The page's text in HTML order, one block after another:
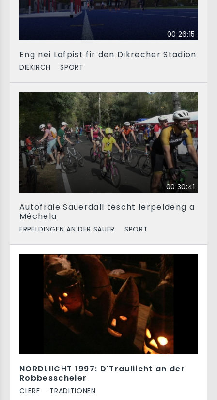
00:26:15
Eng nei Lafpist fir den Dikrecher Stadion
DIEKIRCH SPORT
00:30:41
Autofräie Sauerdall tëscht Ierpeldeng a
Méchela
ERPELDINGEN AN DER SAUER SPORT
NORDLIICHT 1997: D'Trauliicht an der
Robbesscheier
CLERF TRADITIONEN